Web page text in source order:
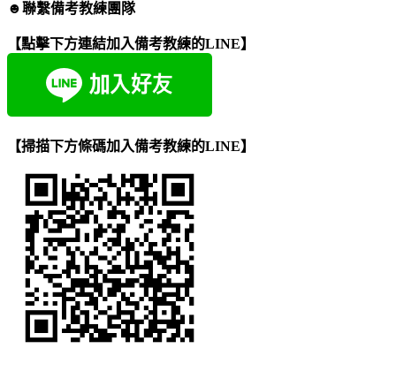
☻聯繫備考教練團隊
【點擊下方連結加入備考教練的LINE】
【掃描下方條碼加入備考教練的LINE】